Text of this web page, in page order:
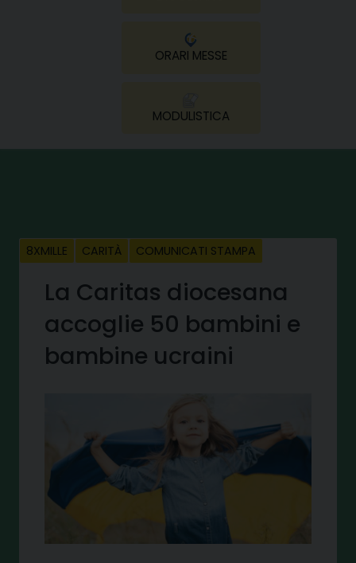
ORARI MESSE
MODULISTICA
8XMILLE CARITÀ COMUNICATI STAMPA
La Caritas diocesana
accoglie 50 bambini e
bambine ucraini